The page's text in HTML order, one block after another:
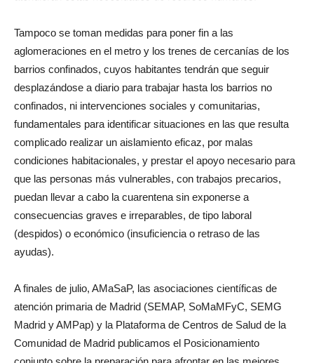
Tampoco se toman medidas para poner fin a las
aglomeraciones en el metro y los trenes de cercanías de los
barrios confinados, cuyos habitantes tendrán que seguir
desplazándose a diario para trabajar hasta los barrios no
confinados, ni intervenciones sociales y comunitarias,
fundamentales para identificar situaciones en las que resulta
complicado realizar un aislamiento eficaz, por malas
condiciones habitacionales, y prestar el apoyo necesario para
que las personas más vulnerables, con trabajos precarios,
puedan llevar a cabo la cuarentena sin exponerse a
consecuencias graves e irreparables, de tipo laboral
(despidos) o económico (insuficiencia o retraso de las
ayudas).
A finales de julio, AMaSaP, las asociaciones científicas de
atención primaria de Madrid (SEMAP, SoMaMFyC, SEMG
Madrid y AMPap) y la Plataforma de Centros de Salud de la
Comunidad de Madrid publicamos el Posicionamiento